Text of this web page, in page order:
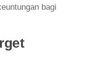
bagi